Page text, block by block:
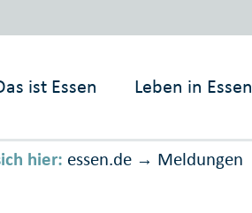
ist Essen Leben in Essen
hier: essen.de → Meldungen